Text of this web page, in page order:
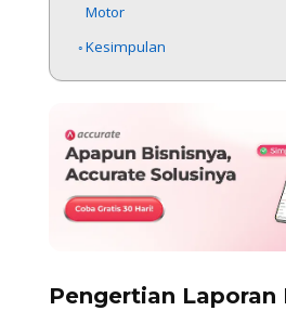
Motor
Kesimpulan
Pengertian Laporan